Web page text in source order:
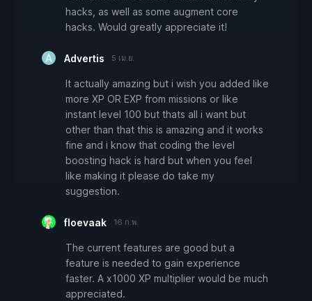
hacks, as well as some augment core
hacks. Would greatly appreciate it!
Advertis 5 เม.ย.
It actually amazing but i wish you added like
more XP OR EXP from missions or like
instant level 100 but thats all i want but
other than that this is amazing and it works
fine and i know that coding the level
boosting hack is hard but when you feel
like making it please do take my
suggestion.
floevaak 16 ก.พ.
The current features are good but a
feature is needed to gain experience
faster. A x1000 XP multiplier would be much
appreciated.